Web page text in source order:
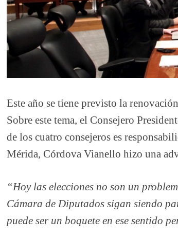
Este año se tiene previsto la
Sobre este tema, el Consejero
de los cuatro consejeros es
Mérida, Córdova Vianello hizo una
“Hoy las elecciones no son un
Cámara de Diputados sigan siendo
puede ser un boquete en ese sentido